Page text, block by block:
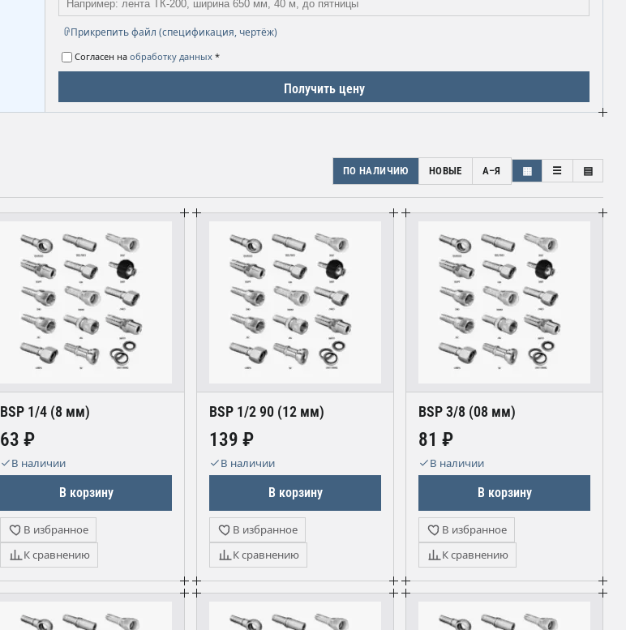
Прикрепить файл (спецификация, чертёж)
Согласен наобработку данных *
Получить цену
ПО НАЛИЧИЮ НОВЫЕ А–Я ▦ ☰ ▤
BSP 1/4 (8 мм)
63 ₽
В наличии
В корзину
В избранное
К сравнению
BSP 1/2 90 (12 мм)
139 ₽
В наличии
В корзину
В избранное
К сравнению
BSP 3/8 (08 мм)
81 ₽
В наличии
В корзину
В избранное
К сравнению